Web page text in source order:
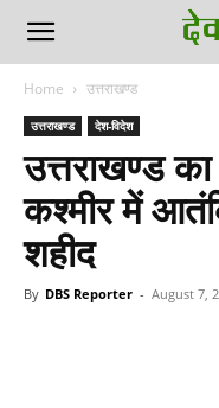
Home उत्तराखण्ड
उत्तराखण्ड देश-विदेश
उत्तराखण्ड
कश्मीर में
शहीद
By DBS Reporter - August 7,